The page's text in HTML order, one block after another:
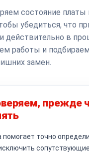
состояние
убедиться, что
действительно в
работы и
замен.
прежде
помогает точно
сопутствующие